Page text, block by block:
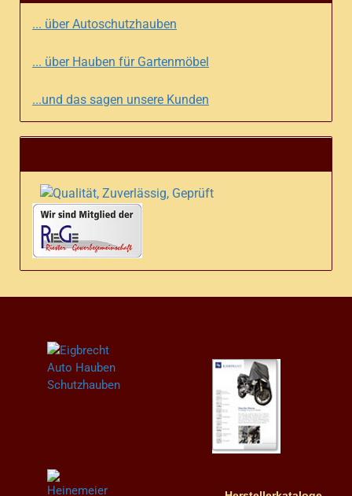
... über Autoschutzhauben
... über Hauben für Gartenmöbel
...und das sagen unsere Kunden